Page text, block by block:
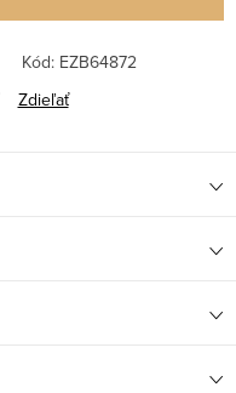
Kód: EZB64872
Zdieľať